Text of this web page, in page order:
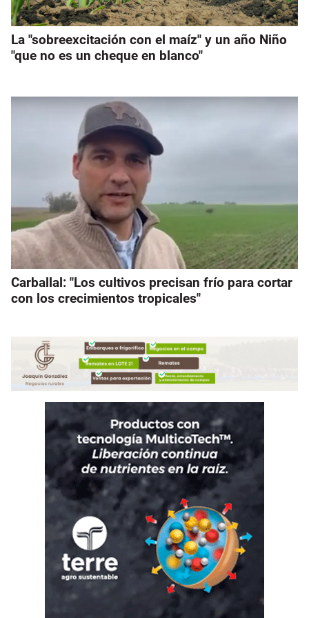
La "sobreexcitación con el maíz" y un año Niño
"que no es un cheque en blanco"
Carballal: "Los cultivos precisan frío para cortar
con los crecimientos tropicales"